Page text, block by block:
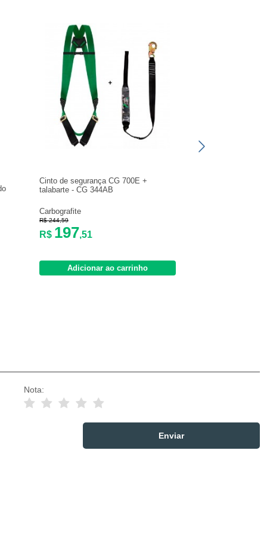
Cinto de segurança CG 700E +
talabarte - CG 344AB
Carbografite
R$ 244,59
R$ 197,51
Adicionar ao carrinho
Nota: